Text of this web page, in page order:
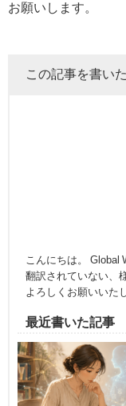
お願いします。
この記事を書い
こんにちは。 Global
翻訳されていない、
よろしくお願いいた
最近書いた記事